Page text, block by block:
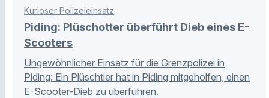
Kurioser Polizeieinsatz
Piding: Plüschotter überführt Dieb eines E-
Scooters
Ungewöhnlicher Einsatz für die Grenzpolizei in
Piding: Ein Plüschtier hat in Piding mitgeholfen, einen
E-Scooter-Dieb zu überführen.